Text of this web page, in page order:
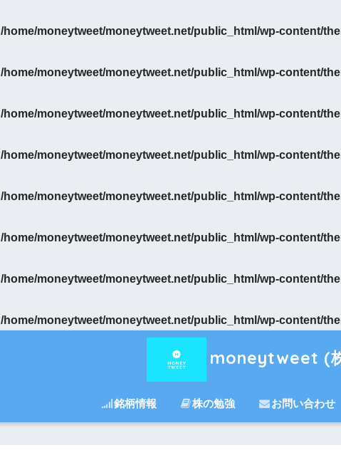
/home/moneytweet/moneytweet.net/public_html/wp-content/
/home/moneytweet/moneytweet.net/public_html/wp-content/
/home/moneytweet/moneytweet.net/public_html/wp-content/
/home/moneytweet/moneytweet.net/public_html/wp-content/
/home/moneytweet/moneytweet.net/public_html/wp-content/
/home/moneytweet/moneytweet.net/public_html/wp-content/
/home/moneytweet/moneytweet.net/public_html/wp-content/
/home/moneytweet/moneytweet.net/public_html/wp-content/
moneytweet (
銘柄情報 株の勉強 お問い合わせ